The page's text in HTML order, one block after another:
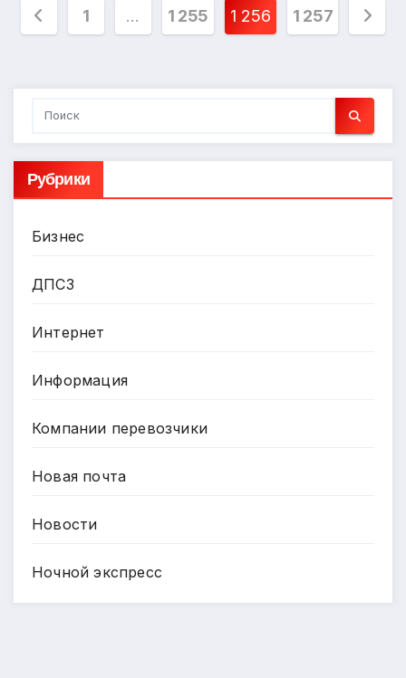
Пагинация
1 … 1 255 1 256 1 257
Рубрики
Бизнес
ДПСЗ
Интернет
Информация
Компании перевозчики
Новая почта
Новости
Ночной экспресс